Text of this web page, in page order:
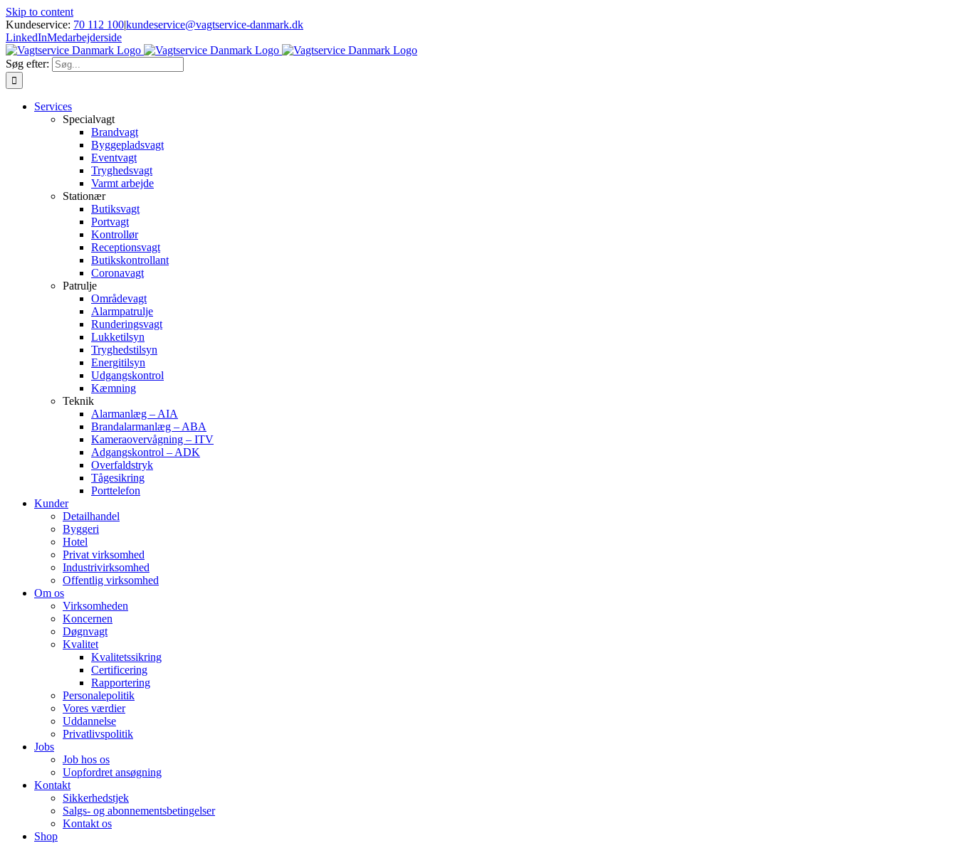
Skip to content
Kundeservice: 70 112 100|kundeservice@vagtservice-danmark.dk
LinkedInMedarbejderside
Søg efter:
Services
Specialvagt
Brandvagt
Byggepladsvagt
Eventvagt
Tryghedsvagt
Varmt arbejde
Stationær
Butiksvagt
Portvagt
Kontrollør
Receptionsvagt
Butikskontrollant
Coronavagt
Patrulje
Områdevagt
Alarmpatrulje
Runderingsvagt
Lukketilsyn
Tryghedstilsyn
Energitilsyn
Udgangskontrol
Kæmning
Teknik
Alarmanlæg – AIA
Brandalarmanlæg – ABA
Kameraovervågning – ITV
Adgangskontrol – ADK
Overfaldstryk
Tågesikring
Porttelefon
Kunder
Detailhandel
Byggeri
Hotel
Privat virksomhed
Industrivirksomhed
Offentlig virksomhed
Om os
Virksomheden
Koncernen
Døgnvagt
Kvalitet
Kvalitetssikring
Certificering
Rapportering
Personalepolitik
Vores værdier
Uddannelse
Privatlivspolitik
Jobs
Job hos os
Uopfordret ansøgning
Kontakt
Sikkerhedstjek
Salgs- og abonnementsbetingelser
Kontakt os
Shop